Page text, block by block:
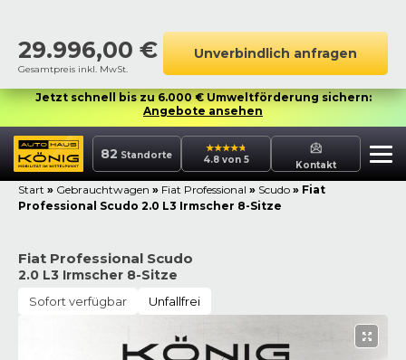
29.996,00 €
Gesamtpreis inkl. MwSt.
Unverbindlich anfragen
Jetzt schnell bis zu 6.000 € Umweltförderung sichern:
Angebote ansehen
82 Standorte 4.8 von 5 Kontakt
Start » Gebrauchtwagen » Fiat Professional » Scudo » Fiat
Professional Scudo 2.0 L3 Irmscher 8-Sitze
Fiat Professional Scudo
2.0 L3 Irmscher 8-Sitze
Sofort verfügbar Unfallfrei